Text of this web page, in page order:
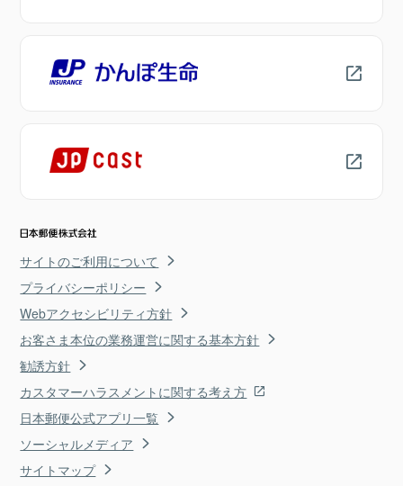
サイトのご利用について
プライバシーポリシー
Webアクセシビリティ方針
お客さま本位の業務運営に関する基本方針
勧誘方針
カスタマーハラスメントに関する考え方
日本郵便公式アプリ一覧
ソーシャルメディア
サイトマップ